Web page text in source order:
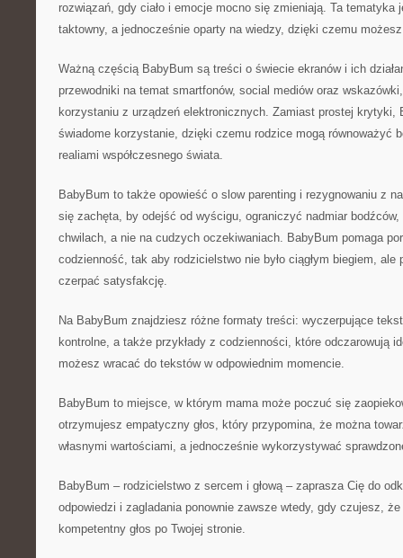
rozwiązań, gdy ciało i emocje mocno się zmieniają. Ta tematyka
taktowny, a jednocześnie oparty na wiedzy, dzięki czemu
Ważną częścią BabyBum są treści o świecie ekranów i ich
przewodniki na temat smartfonów, social mediów oraz
korzystaniu z urządzeń elektronicznych. Zamiast prostej krytyki,
świadome korzystanie, dzięki czemu rodzice mogą równoważyć
realiami współczesnego świata.
BabyBum to także opowieść o slow parenting i rezygnowaniu z
się zachęta, by odejść od wyścigu, ograniczyć nadmiar
chwilach, a nie na cudzych oczekiwaniach. BabyBum pomaga
codzienność, tak aby rodzicielstwo nie było ciągłym biegiem, ale
czerpać satysfakcję.
Na BabyBum znajdziesz różne formaty treści: wyczerpujące
kontrolne, a także przykłady z codzienności, które odczarowują
możesz wracać do tekstów w odpowiednim momencie.
BabyBum to miejsce, w którym mama może poczuć się
otrzymujesz empatyczny głos, który przypomina, że można
własnymi wartościami, a jednocześnie wykorzystywać
BabyBum – rodzicielstwo z sercem i głową – zaprasza Cię do
odpowiedzi i zagladania ponownie zawsze wtedy, gdy czujesz,
kompetentny głos po Twojej stronie.